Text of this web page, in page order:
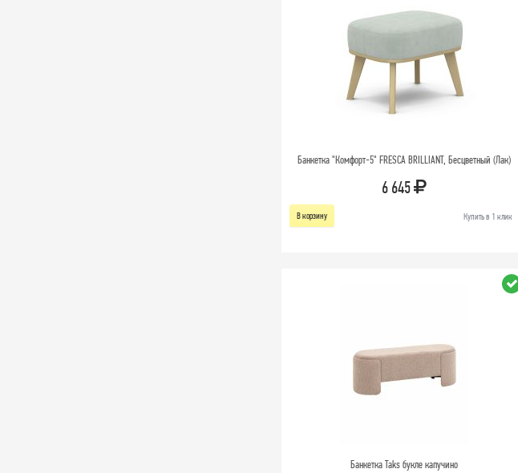
Банкетка "Комфорт-5" FRESCA BRILLIANT, Бесцветный (Лак)
6 645
В корзину Купить в 1 клик
Банкетка Taks букле капучино